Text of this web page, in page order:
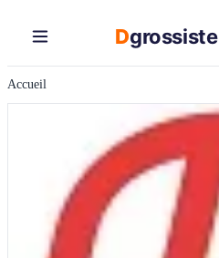
contenu
principal
Dgrossiste
Accueil